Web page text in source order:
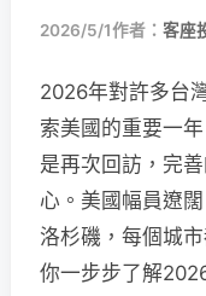
2026/5/1作者： 客座
2026年對許多台
索美國的重要一
是再次回訪，完
心。美國幅員遼
洛杉磯，每個城
你一步步了解